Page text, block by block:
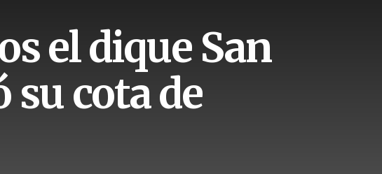
el dique San
su cota de